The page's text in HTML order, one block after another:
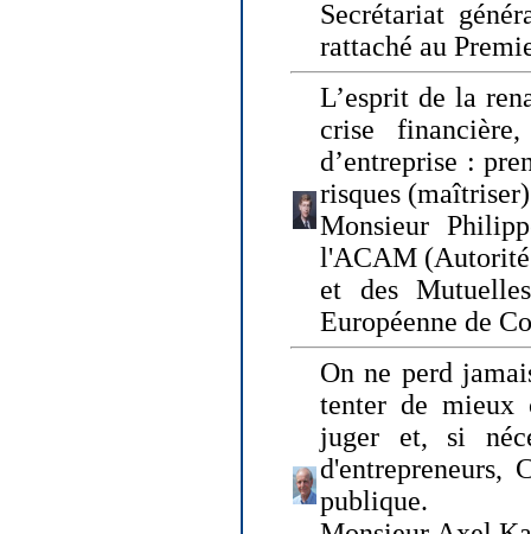
Secrétariat
rattaché au
L’esprit de la
crise
d’entreprise :
risques
Monsieur
l'ACAM (Autorité
et des
Européenne de
On ne perd
tenter de mieux
juger et, si
d'entrepreneurs,
publique.